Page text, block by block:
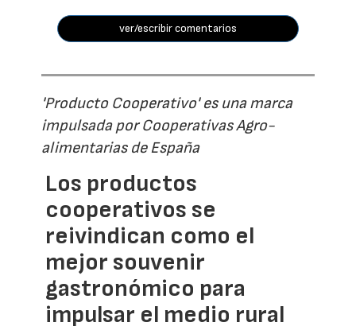
ver/escribir comentarios
'Producto Cooperativo' es una marca
impulsada por Cooperativas Agro-
alimentarias de España
Los productos
cooperativos se
reivindican como el
mejor souvenir
gastronómico para
impulsar el medio rural